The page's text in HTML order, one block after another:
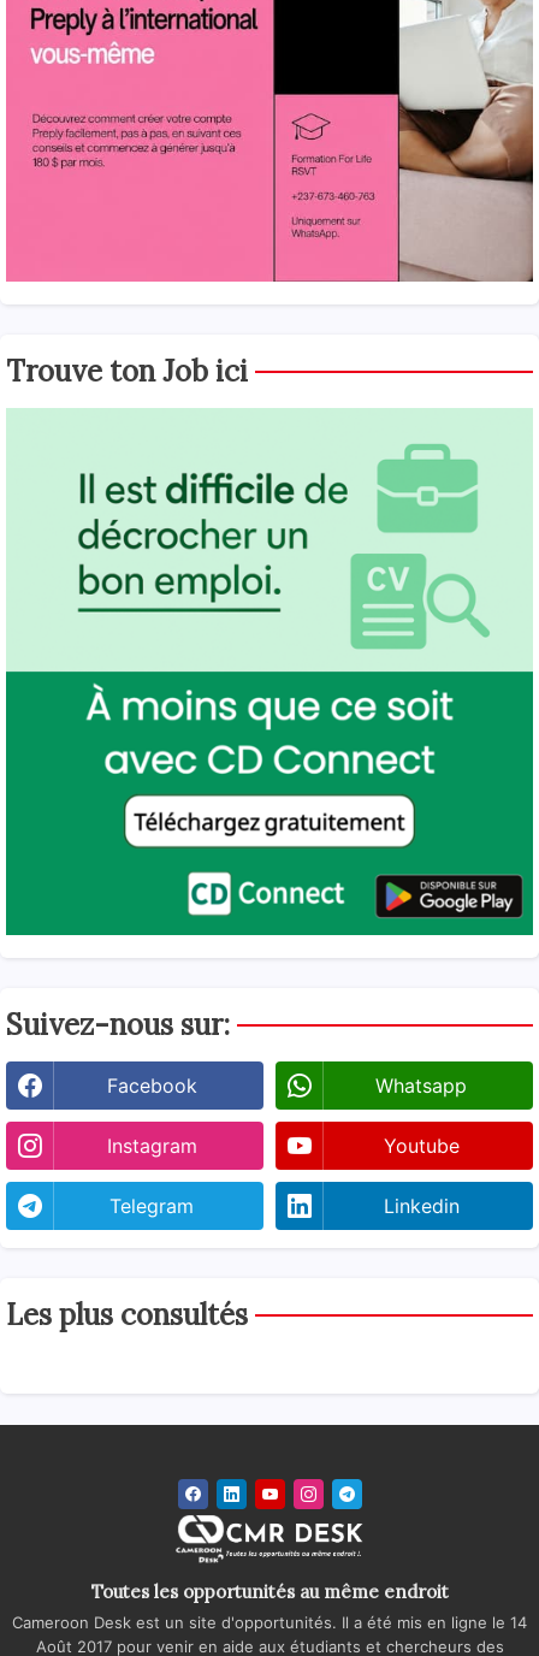
Trouve ton Job ici
Suivez-nous sur:
Facebook Whatsapp
Instagram Youtube
Telegram Linkedin
Les plus consultés
Toutes les opportunités au même endroit
Cameroon Desk est un site d'opportunités. Il a été mis en ligne le 14
Août 2017 pour venir en aide aux étudiants et chercheurs des